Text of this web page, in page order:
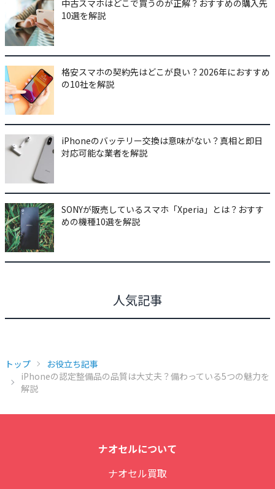
中古スマホはどこで買うのが正解？おすすめの購入先
10選を解説
格安スマホの契約先はどこが良い？2026年におすすめ
の10社を解説
iPhoneのバッテリー交換は意味がない？真相と即日
対応可能な業者を解説
SONYが販売しているスマホ「Xperia」とは？おすす
めの機種10選を解説
人気記事
トップ
お役立ち記事
iPhoneの認定整備品の品質は大丈夫？備わっている5つの魅力を
解説
ナオセルについて
ナオセル買取